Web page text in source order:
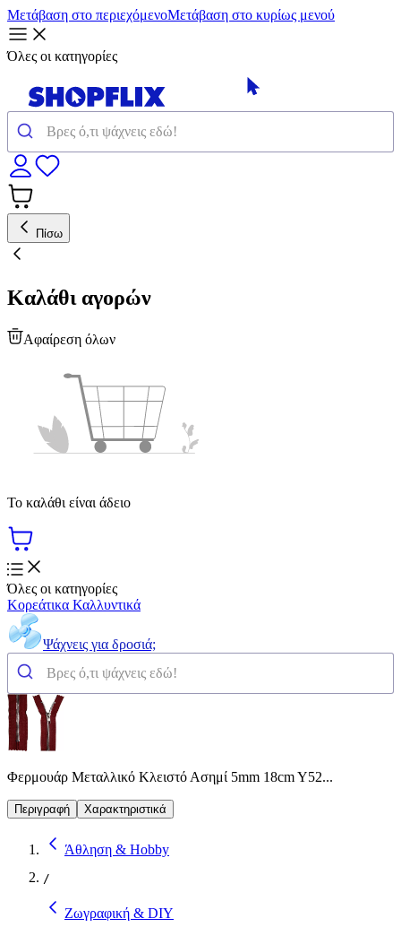
Μετάβαση στο περιεχόμενοΜετάβαση στο κυρίως μενού
Όλες οι κατηγορίες
Πίσω
Καλάθι αγορών
Αφαίρεση όλων
Το καλάθι είναι άδειο
Όλες οι κατηγορίες
Κορεάτικα Καλλυντικά
Ψάχνεις για δροσιά;
Φερμουάρ Μεταλλικό Κλειστό Ασημί 5mm 18cm Y52...
Περιγραφή Χαρακτηριστικά
Άθληση & Hobby
/
Ζωγραφική & DIY